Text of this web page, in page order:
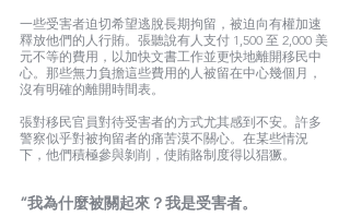
一些受害者迫切希望逃脫長期拘留，被迫向有權加速
釋放他們的人行賄。張聽說有人支付 1,500 至 2,000 美
元不等的費用，以加快文書工作並更快地離開移民中
心。那些無力負擔這些費用的人被留在中心幾個月，
沒有明確的離開時間表。
張對移民官員對待受害者的方式尤其感到不安。許多
警察似乎對被拘留者的痛苦漠不關心。在某些情況
下，他們積極參與剝削，使賄賂制度得以猖獗。
“我為什麼被關起來？我是受害者。